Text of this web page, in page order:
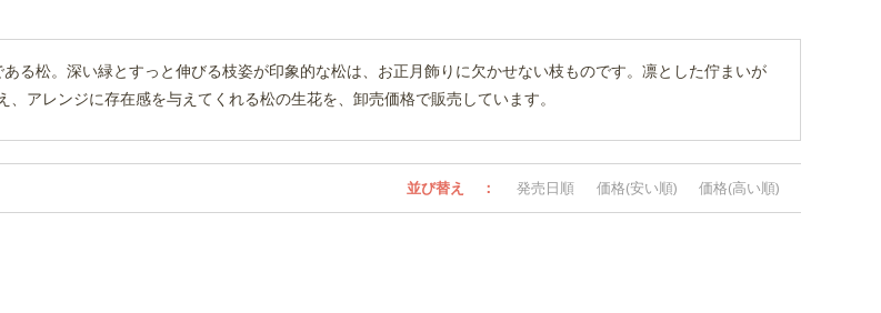
る松。深い緑とすっと伸びる枝姿が印象的な松は、お正月飾りに欠かせない枝ものです。凛とした佇まいが
、アレンジに存在感を与えてくれる松の生花を、卸売価格で販売しています。
並び替え ： 発売日順 価格(安い順) 価格(高い順)